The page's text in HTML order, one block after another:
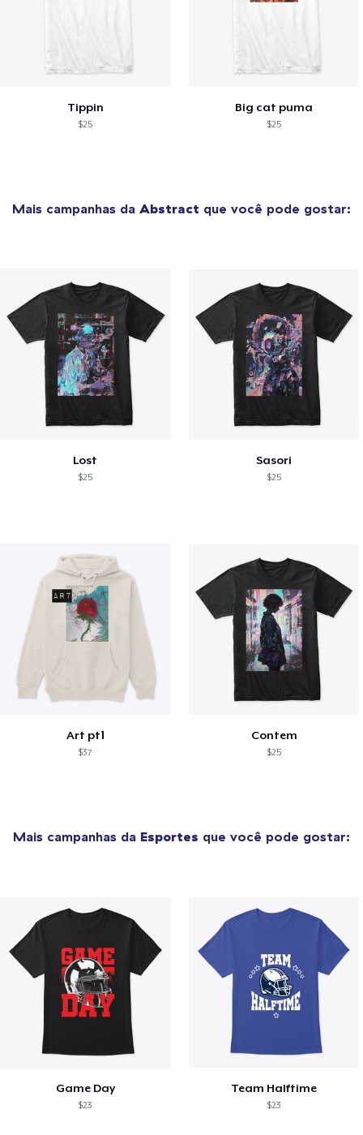
Tippin
$25
Big cat puma
$25
Mais campanhas da Abstract que você pode gostar:
Lost
$25
Sasori
$25
Art pt1
$37
Contem
$25
Mais campanhas da Esportes que você pode gostar:
Game Day
$23
Team Halftime
$23